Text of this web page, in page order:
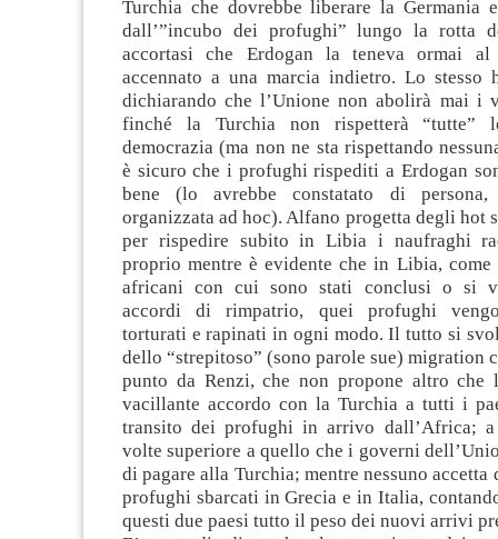
Turchia che dovrebbe liberare la Germania
dall’”incubo dei profughi” lungo la rotta
accortasi che Erdogan la teneva ormai al
accennato a una marcia indietro. Lo stesso
dichiarando che l’Unione non abolirà mai i
finché la Turchia non rispetterà “tutte”
democrazia (ma non ne sta rispettando
è sicuro che i profughi rispediti a Erdogan
bene (lo avrebbe constatato di
organizzata ad hoc). Alfano progetta degli hot
per rispedire subito in Libia i naufraghi
proprio mentre è evidente che in Libia,
africani con cui sono stati conclusi o si
accordi di rimpatrio, quei profughi
torturati e rapinati in ogni modo. Il tutto si
dello “strepitoso” (sono parole sue) migration
punto da Renzi, che non propone altro che
vacillante accordo con la Turchia a tutti i
transito dei profughi in arrivo dall’Africa;
volte superiore a quello che i governi
di pagare alla Turchia; mentre nessuno
profughi sbarcati in Grecia e in Italia,
questi due paesi tutto il peso dei nuovi arrivi